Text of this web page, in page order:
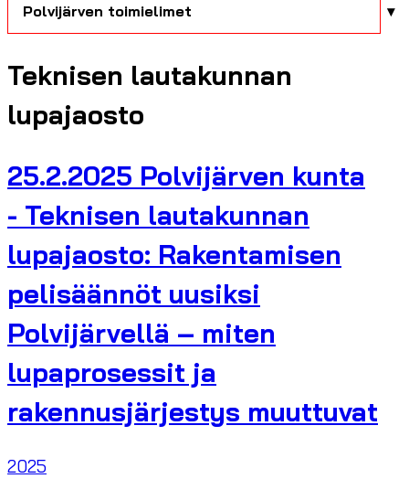
Polvijärven toimielimet
Teknisen lautakunnan
lupajaosto
25.2.2025 Polvijärven kunta
- Teknisen lautakunnan
lupajaosto: Rakentamisen
pelisäännöt uusiksi
Polvijärvellä – miten
lupaprosessit ja
rakennusjärjestys muuttuvat
2025